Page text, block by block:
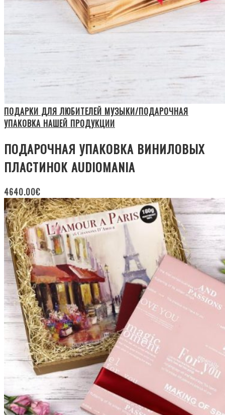
ПОДАРКИ ДЛЯ ЛЮБИТЕЛЕЙ МУЗЫКИ/ПОДАРОЧНАЯ
УПАКОВКА НАШЕЙ ПРОДУКЦИИ
ПОДАРОЧНАЯ УПАКОВКА ВИНИЛОВЫХ
ПЛАСТИНОК AUDIOMANIA
4640.00€